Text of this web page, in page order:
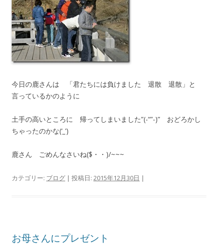
今日の鹿さんは 「君たちには負けました 退散 退散」と
言っているかのように
土手の高いところに 帰ってしまいました”(-“”-)” おどろかし
ちゃったのかな(‘_’)
鹿さん ごめんなさいね($・・)/~~~
カテゴリー: ブログ | 投稿日: 2015年12月30日 |
お母さんにプレゼント